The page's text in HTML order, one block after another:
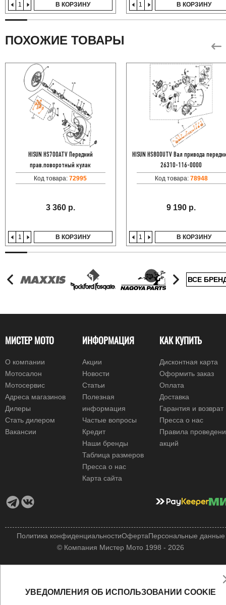
В КОРЗИНУ В КОРЗИНУ
ПОХОЖИЕ ТОВАРЫ
HISUN HS700ATV Передний
прав.поворотный кулак
Код товара:72995
3 360 р.
В КОРЗИНУ
HISUN HS800UTV Вал привода
26310-116-0000
Код товара: 78948
9 190 р.
В КОРЗИНУ
ВСЕ
МИСТЕР МОТО
О компании
Мотосалон
Мотосервис
Адреса магазинов
Дилеры
Стать дилером
Вакансии
ИНФОРМАЦИЯ
Акции
Новости
Статьи
Полезная
информация
Частые вопросы
Кредит
Наши бренды
Таблица размеров
Пресса о нас
Карта сайта
КАК КУПИТЬ
Дисконтная карта
Оформить заказ
Оплата
Доставка
Гарантия и возврат
Пресса о нас
Правила
акций
© Компания Мистер Мото 1998 - 2026
Политика конфиденциальностиОфертаПерсональные данные
УВЕДОМЛЕНИЯ ОБ ИСПОЛЬЗОВАНИИ COOKIE